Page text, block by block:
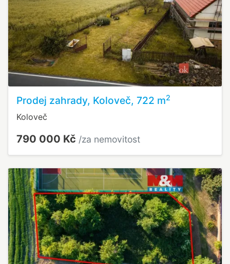
Prodej zahrady, Koloveč, 722 m2
Koloveč
790 000 Kč /za nemovitost